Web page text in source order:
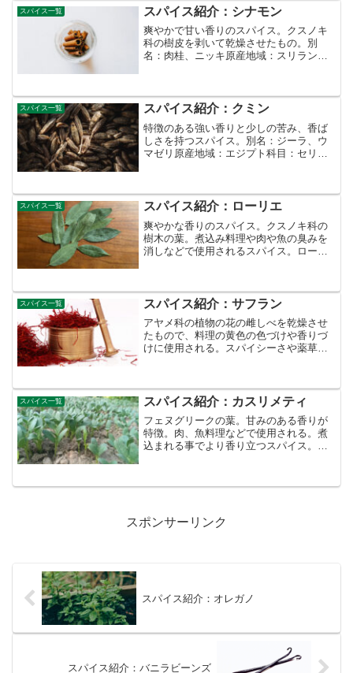
として使用されます。種子は...
スパイス一覧 スパイス紹介：シナモン
爽やかで甘い香りのスパイス。クスノキ
科の樹皮を剥いて乾燥させたもの。別
名：肉桂、ニッキ原産地域：スリランカ
スパイス一覧 スパイス紹介：クミン
特徴のある強い香りと少しの苦み、香ば
しさを持つスパイス。別名：ジーラ、ウ
マゼリ原産地域：エジプト科目：セリ科
スパイス一覧 スパイス紹介：ローリエ
爽やかな香りのスパイス。クスノキ科の
樹木の葉。煮込み料理や肉や魚の臭みを
消しなどで使用されるスパイス。ローリ
ノキ科部位：葉
スパイス一覧 スパイス紹介：サフラン
アヤメ科の植物の花の雌しべを乾燥させ
たもので、料理の黄色の色づけや香りづ
けに使用される。スパイシーさや薬草の
た雌しべしか取れず、またそれを手摘み
する必要があり、非常に高...
スパイス一覧 スパイス紹介：カスリメティ
フェヌグリークの葉。甘みのある香りが
特徴。肉、魚料理などで使用される。煮
込まれる事でより香り立つスパイス。別
スポンサーリンク
スパイス紹介：オレガノ
スパイス紹介：バニラビーンズ